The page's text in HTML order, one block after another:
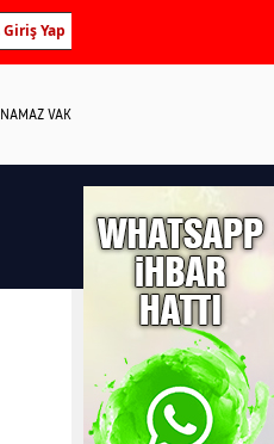
Giriş Yap
NAMAZ VAKİTLERİ